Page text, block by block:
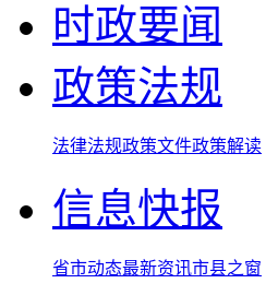
时政要闻
政策法规
法律法规政策文件政策解读
信息快报
省市动态最新资讯市县之窗